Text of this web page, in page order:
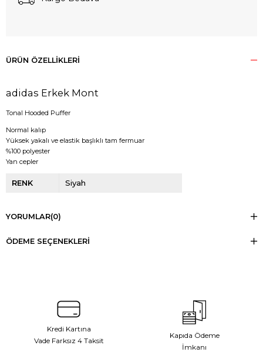
ÜRÜN ÖZELLIKLERI
adidas Erkek Mont
Tonal Hooded Puffer
Normal kalıp
Yüksek yakalı ve elastik başlıklı tam fermuar
%100 polyester
Yan cepler
RENK Siyah
YORUMLAR(0)
ÖDEME SEÇENEKLERI
Kredi Kartına
Vade Farksız 4 Taksit
Kapıda Ödeme
İmkanı